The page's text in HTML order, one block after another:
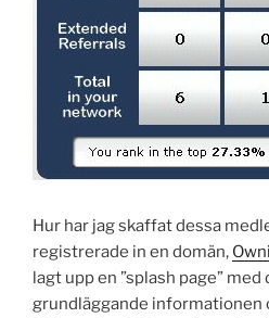
Hur har jag skaffat dessa
registrerade in en domän,
lagt upp en ”splash page”
grundläggande informationen